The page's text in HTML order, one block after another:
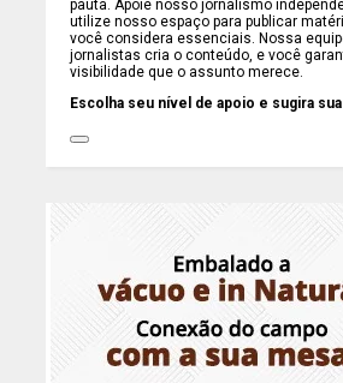
pauta. Apoie nosso jornalismo
utilize nosso espaço para publicar
você considera essenciais. Nossa
jornalistas cria o conteúdo, e você
visibilidade que o assunto merece.
Escolha seu nível de apoio e sugira sua